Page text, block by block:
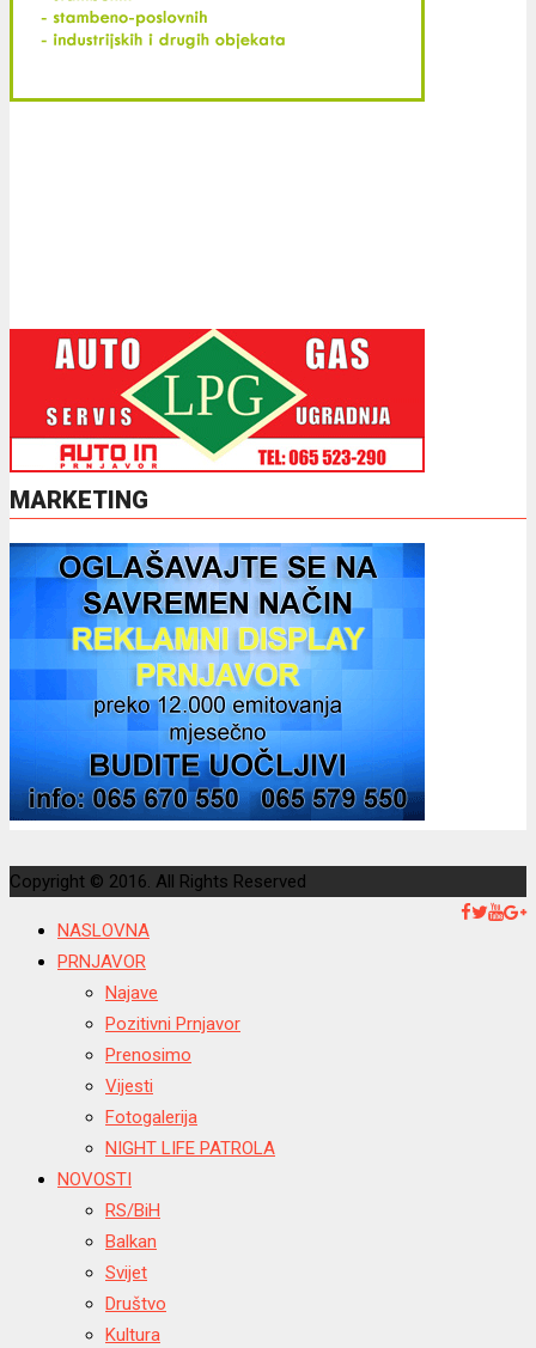
MARKETING
Copyright © 2016. All Rights Reserved
NASLOVNA
PRNJAVOR
Najave
Pozitivni Prnjavor
Prenosimo
Vijesti
Fotogalerija
NIGHT LIFE PATROLA
NOVOSTI
RS/BiH
Balkan
Svijet
Društvo
Kultura